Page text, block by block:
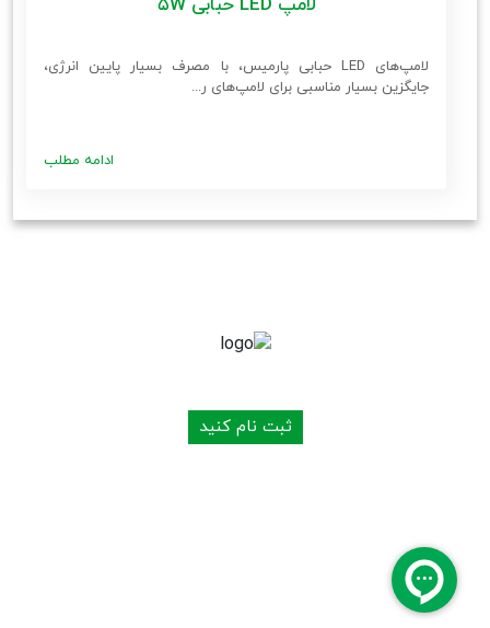
لامپ LED حبابی 5W
لامپ‌های LED حبابی پارمیس، با مصرف بسیار پایین انرژی،
جایگزین بسیار مناسبی برای لامپ‌های ر...
ادامه مطلب
ثبت نام کنید
حقوق تمامی مطالب، متعلق به شرکت پارمیس می